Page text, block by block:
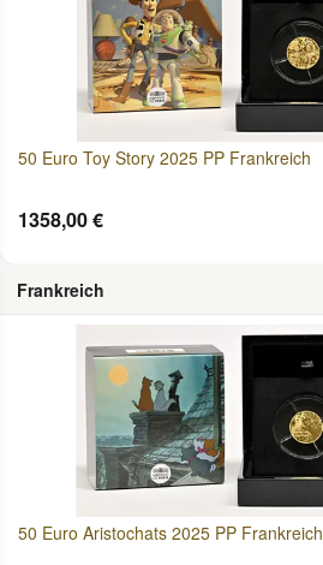
50 Euro Toy Story 2025 PP Frankreich
1358,00 €
Frankreich
50 Euro Aristochats 2025 PP Frankreich